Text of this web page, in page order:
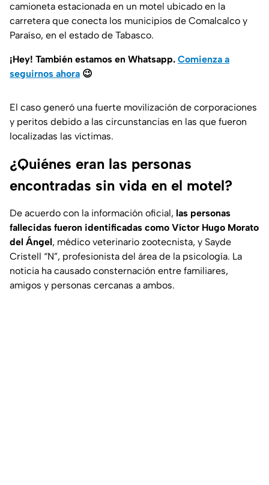
camioneta estacionada en un motel ubicado en la
carretera que conecta los municipios de Comalcalco y
Paraíso, en el estado de Tabasco.
¡Hey! También estamos en Whatsapp. Comienza a
seguirnos ahora 😉
El caso generó una fuerte movilización de corporaciones
y peritos debido a las circunstancias en las que fueron
localizadas las víctimas.
¿Quiénes eran las personas
encontradas sin vida en el motel?
De acuerdo con la información oficial, las personas
fallecidas fueron identificadas como Víctor Hugo Morato
del Ángel, médico veterinario zootecnista, y Sayde
Cristell “N”, profesionista del área de la psicología. La
noticia ha causado consternación entre familiares,
amigos y personas cercanas a ambos.